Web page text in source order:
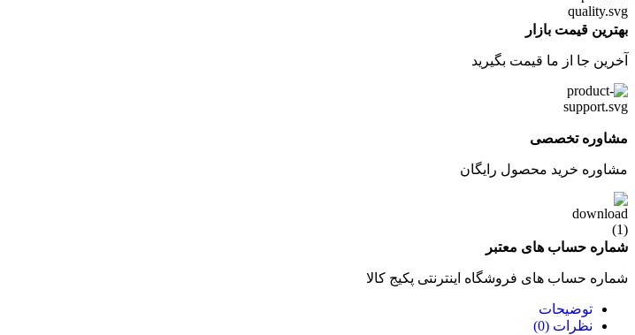
بهترین قیمت بازار
آخرین جا از ما قیمت بگیرید
مشاوره تخصصی
مشاوره خرید محصول رایگان
شماره حساب های معتبر
شماره حساب های فروشگاه اینترنتی پکیج کالا
توضیحات
نظرات (0)